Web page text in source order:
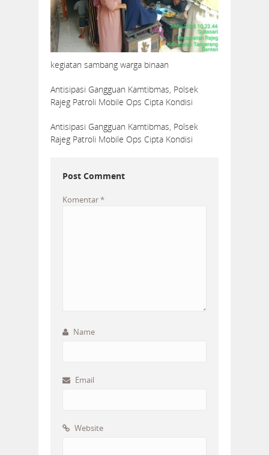
kegiatan sambang warga binaan
Antisipasi Gangguan Kamtibmas, Polsek
Rajeg Patroli Mobile Ops Cipta Kondisi
Antisipasi Gangguan Kamtibmas, Polsek
Rajeg Patroli Mobile Ops Cipta Kondisi
Post Comment
Komentar*
Name
Email
Website